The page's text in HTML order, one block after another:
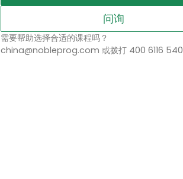
问询
需要帮助选择合适的课程吗？
china@nobleprog.com 或拨打 400 6116 540